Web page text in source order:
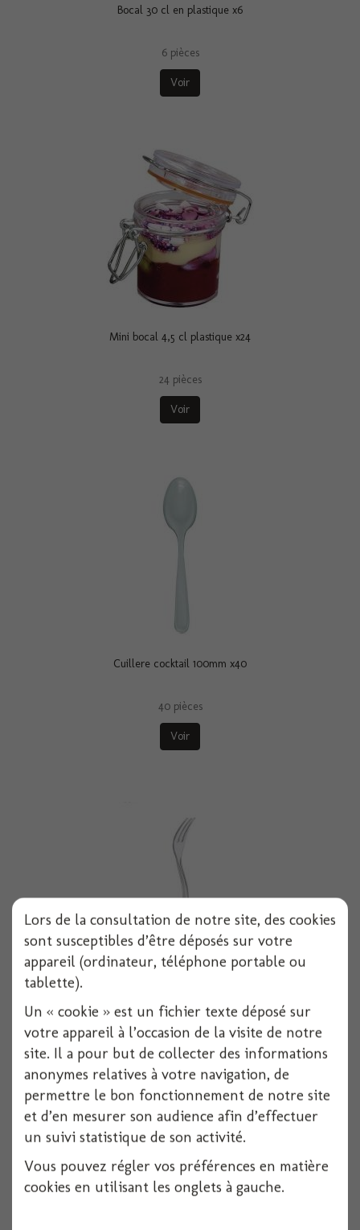
Bocal 30 cl en plastique x6
6 pièces
Voir
Mini bocal 4,5 cl plastique x24
24 pièces
Voir
Cuillere cocktail 100mm x40
40 pièces
Voir
40 pièces
Voir
Lors de la consultation de notre site, des cookies
sont susceptibles d’être déposés sur votre
appareil (ordinateur, téléphone portable ou
tablette).
Un « cookie » est un fichier texte déposé sur
votre appareil à l’occasion de la visite de notre
site. Il a pour but de collecter des informations
anonymes relatives à votre navigation, de
permettre le bon fonctionnement de notre site
et d’en mesurer son audience afin d’effectuer
un suivi statistique de son activité.
Vous pouvez régler vos préférences en matière
cookies en utilisant les onglets à gauche.